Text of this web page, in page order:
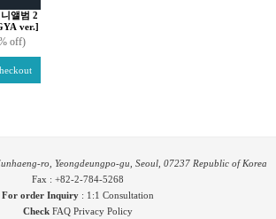
앨범 2
ver.]
off)
ro, Yeongdeungpo-gu, Seoul, 07237 Republic of Korea
Fax : +82-2-784-5268
For order Inquiry : 1:1 Consultation
Check FAQ Privacy Policy